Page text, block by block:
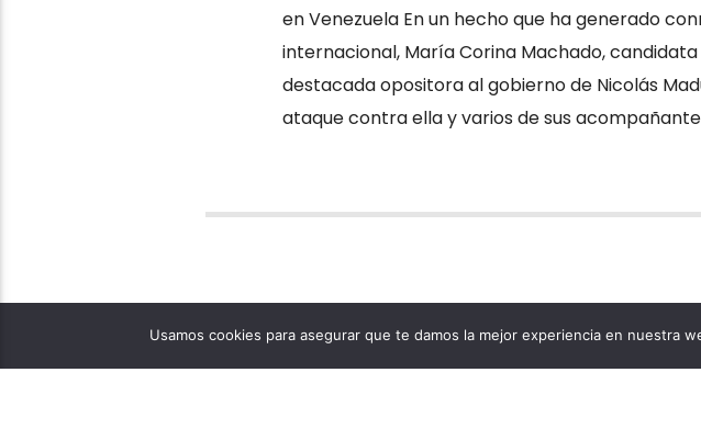
en Venezuela En un hecho que ha generado
internacional, María Corina Machado,
destacada opositora al gobierno de Nicolás
ataque contra ella y varios de sus
Usamos cookies para asegurar que te damos la mejor experiencia en nuestra